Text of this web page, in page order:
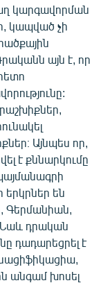
կարգավորման
կապված չի
այն է, որ
Այնպես որ,
է քննարկումը
են
Գերմանիան,
դրական
դադարեցրել է
անգամ խոսել